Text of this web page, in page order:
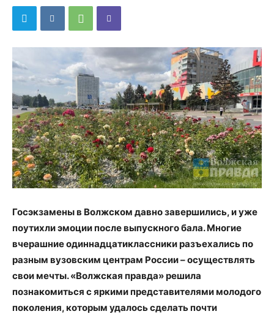
Госэкзамены в Волжском давно завершились, и уже
поутихли эмоции после выпускного бала. Многие
вчерашние одиннадцатиклассники разъехались по
разным вузовским центрам России – осуществлять
свои мечты. «Волжская правда» решила
познакомиться с яркими представителями молодого
поколения, которым удалось сделать почти